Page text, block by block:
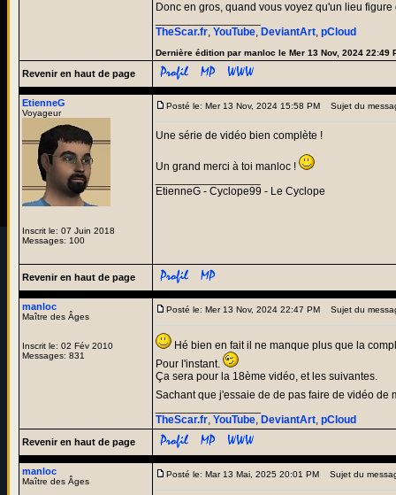
Donc en gros, quand vous voyez qu'un lieu
TheScar.fr, YouTube, DeviantArt, pCloud
Dernière édition par manloc le Mer 13 Nov, 2024 22:49
Revenir en haut de page
EtienneG
Voyageur
Inscrit le: 07 Juin 2018
Messages: 100
Posté le: Mer 13 Nov, 2024 15:58 PM Sujet du
Une série de vidéo bien complète !
Un grand merci à toi manloc !
EtienneG - Cyclope99 - Le Cyclope
Revenir en haut de page
manloc
Maître des Âges
Inscrit le: 02 Fév 2010
Messages: 831
Posté le: Mer 13 Nov, 2024 22:47 PM Sujet du
Hé bien en fait il ne manque plus que la
Pour l'instant.
Ça sera pour la 18ème vidéo, et les suivantes.
Sachant que j'essaie de de pas faire de vidéo de
TheScar.fr, YouTube, DeviantArt, pCloud
Revenir en haut de page
manloc
Maître des Âges
Posté le: Mar 13 Mai, 2025 20:01 PM Sujet du